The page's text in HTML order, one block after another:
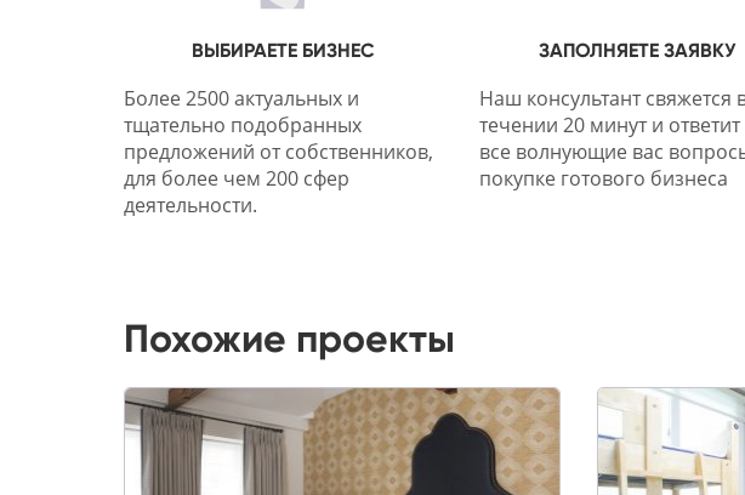
ВЫБИРАЕТЕ БИЗНЕС
Более 2500 актуальных и
тщательно подобранных
предложений от собственников,
для более чем 200 сфер
деятельности.
ЗАПОЛНЯЕТЕ ЗАЯВКУ
Наш консультант свяжется
течении 20 минут и ответит
все волнующие вас
покупке готового бизнеса
Похожие проекты